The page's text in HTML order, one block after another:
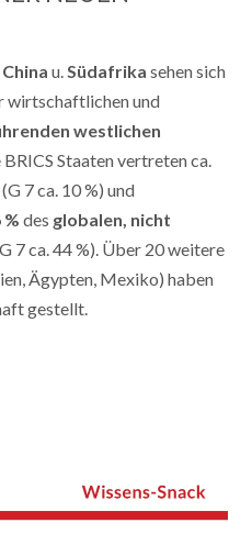
u.Südafrika sehen sich
wirtschaftlichen und
westlichen
BRICS Staaten vertreten ca.
(G 7 ca. 10 %) und
% des globalen, nicht
7 ca. 44 %). Über 20 weitere
Ägypten, Mexiko) haben
gestellt.